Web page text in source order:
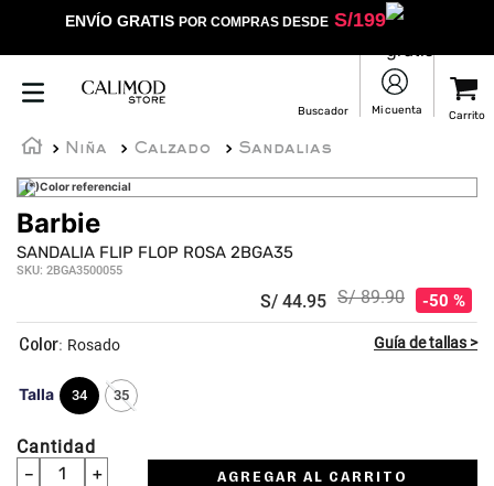
ENVÍO GRATIS POR COMPRAS DESDES/199
Niña Calzado Sandalias
(*)Color referencial
Barbie
SANDALIA FLIP FLOP ROSA 2BGA35
SKU: 2BGA3500055
S/ 44.95 S/ 89.90 50 %
Talla 34 35
: Rosado
Cantidad
＋
－ AGREGAR AL CARRITO